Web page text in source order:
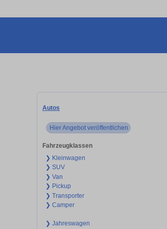
Autos
Hier Angebot veröffentlichen
Fahrzeugklassen
❯ Kleinwagen
❯ SUV
❯ Van
❯ Pickup
❯ Transporter
❯ Camper
❯ Jahreswagen